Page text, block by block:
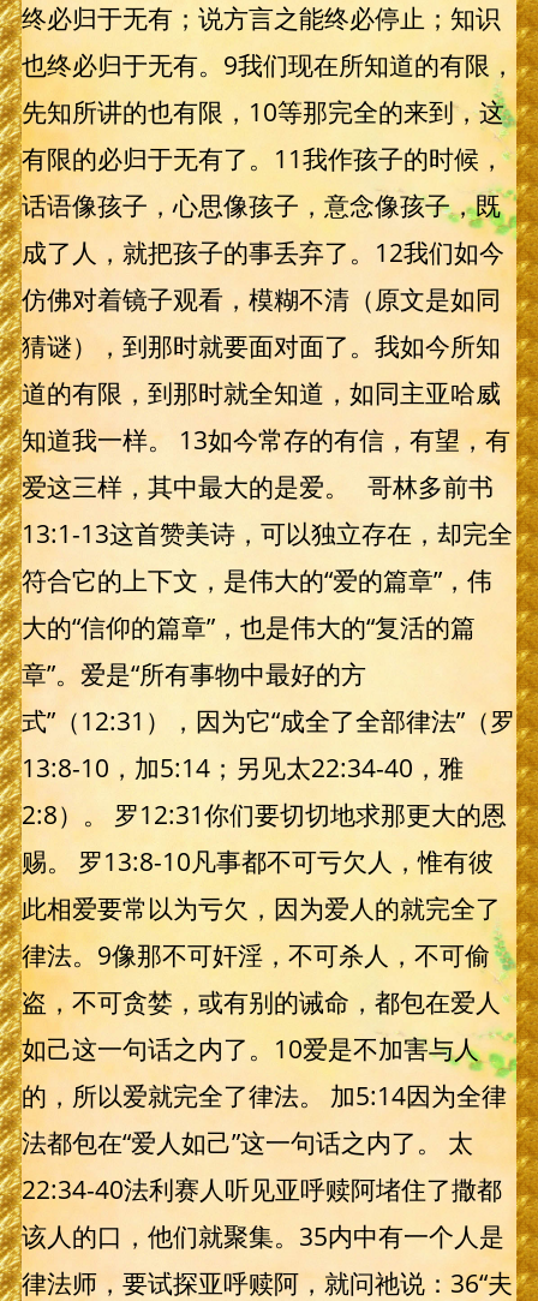
终必归于无有；说方言之能终必停止；知识
也终必归于无有。9我们现在所知道的有限，
先知所讲的也有限，10等那完全的来到，这
有限的必归于无有了。11我作孩子的时候，
话语像孩子，心思像孩子，意念像孩子，既
成了人，就把孩子的事丢弃了。12我们如今
仿佛对着镜子观看，模糊不清（原文是如同
猜谜），到那时就要面对面了。我如今所知
道的有限，到那时就全知道，如同主亚哈威
知道我一样。 13如今常存的有信，有望，有
爱这三样，其中最大的是爱。 哥林多前书
13:1-13这首赞美诗，可以独立存在，却完全
符合它的上下文，是伟大的“爱的篇章”，伟
大的“信仰的篇章”，也是伟大的“复活的篇
章”。爱是“所有事物中最好的方
式”（12:31），因为它“成全了全部律法”（罗
13:8-10，加5:14；另见太22:34-40，雅
2:8）。 罗12:31你们要切切地求那更大的恩
赐。 罗13:8-10凡事都不可亏欠人，惟有彼
此相爱要常以为亏欠，因为爱人的就完全了
律法。9像那不可奸淫，不可杀人，不可偷
盗，不可贪婪，或有别的诫命，都包在爱人
如己这一句话之内了。10爱是不加害与人
的，所以爱就完全了律法。 加5:14因为全律
法都包在“爱人如己”这一句话之内了。 太
22:34-40法利赛人听见亚呼赎阿堵住了撒都
该人的口，他们就聚集。35内中有一个人是
律法师，要试探亚呼赎阿，就问祂说：36“夫